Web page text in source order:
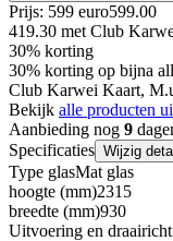
Prijs: 599 euro599.00
419.30 met Club
30% korting
30% korting op bijna
Club Karwei Kaart,
Bekijk alle producten
Aanbieding nog 9
Specificaties Wijzig
Type glasMat glas
hoogte (mm)2315
breedte (mm)930
Uitvoering en